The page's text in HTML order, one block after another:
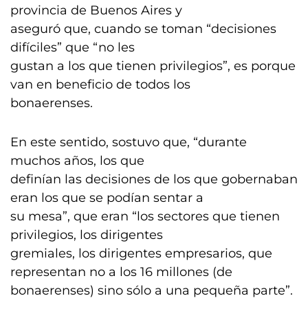
provincia de Buenos Aires y
aseguró que, cuando se toman “decisiones
difíciles” que “no les
gustan a los que tienen privilegios”, es porque
van en beneficio de todos los
bonaerenses.
En este sentido, sostuvo que, “durante
muchos años, los que
definían las decisiones de los que gobernaban
eran los que se podían sentar a
su mesa”, que eran “los sectores que tienen
privilegios, los dirigentes
gremiales, los dirigentes empresarios, que
representan no a los 16 millones (de
bonaerenses) sino sólo a una pequeña parte”.